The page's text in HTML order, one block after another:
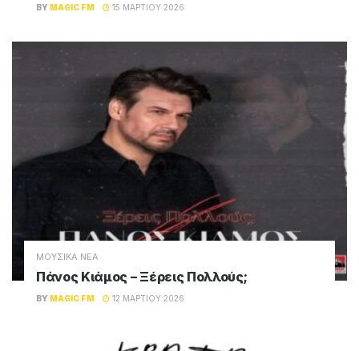
BY MAGIC FM 15 ΜΑΡΤΊΟΥ 2026
ΜΟΥΣΙΚΑ ΝΕΑ
Πάνος Κιάμος – Ξέρεις Πολλούς;
BY MAGIC FM 12 ΜΑΡΤΊΟΥ 2026